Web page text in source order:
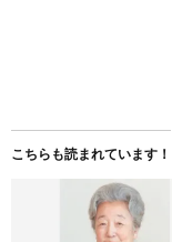
こちらも読まれています！